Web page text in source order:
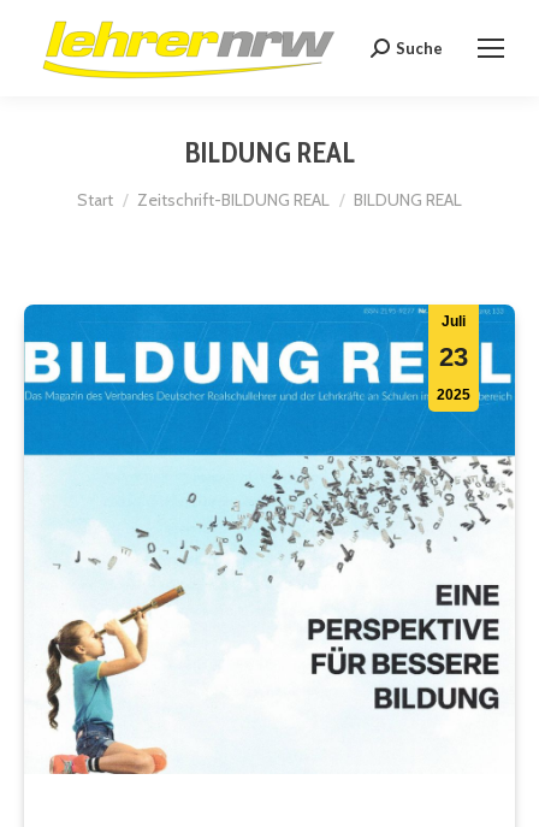
Search:
Suche
BILDUNG REAL
Sie befinden sich hier:
Start Zeitschrift-BILDUNG REAL BILDUNG REAL
Juli
23
2025